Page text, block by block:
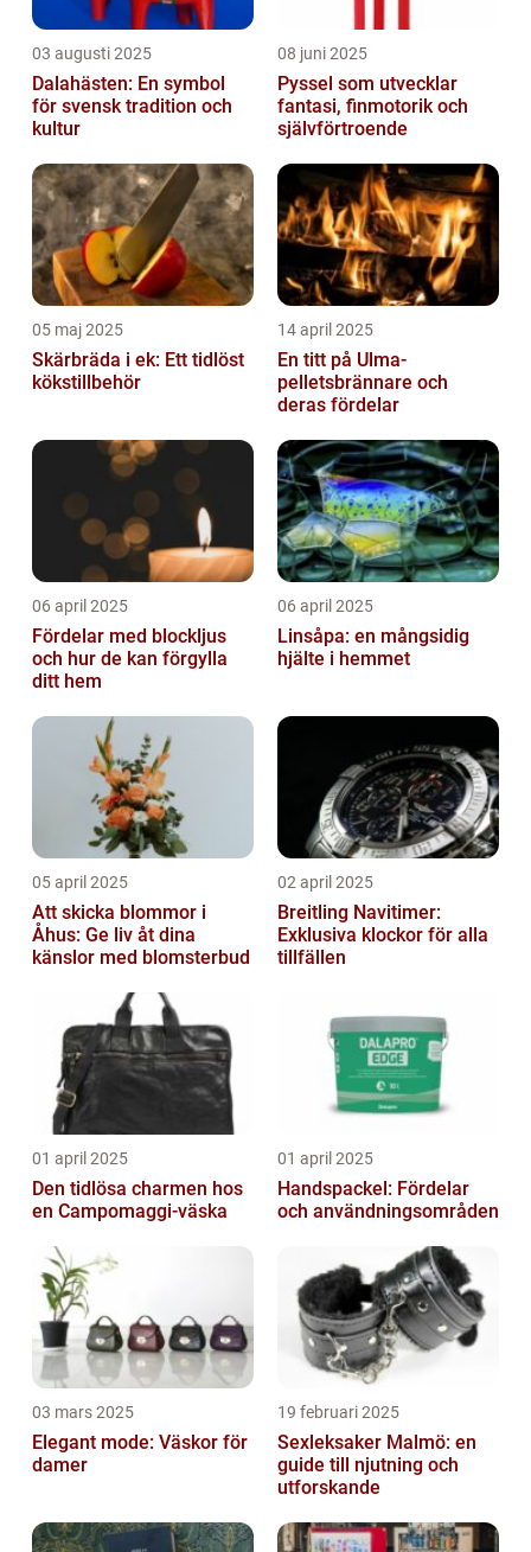
03 augusti 2025
Dalahästen: En symbol
för svensk tradition och
kultur
08 juni 2025
Pyssel som utvecklar
fantasi, finmotorik och
självförtroende
05 maj 2025
Skärbräda i ek: Ett tidlöst
kökstillbehör
14 april 2025
En titt på Ulma-
pelletsbrännare och
deras fördelar
06 april 2025
Fördelar med blockljus
och hur de kan förgylla
ditt hem
06 april 2025
Linsåpa: en mångsidig
hjälte i hemmet
05 april 2025
Att skicka blommor i
Åhus: Ge liv åt dina
känslor med blomsterbud
02 april 2025
Breitling Navitimer:
Exklusiva klockor för alla
tillfällen
01 april 2025
Den tidlösa charmen hos
en Campomaggi-väska
01 april 2025
Handspackel: Fördelar
och användningsområden
03 mars 2025
Elegant mode: Väskor för
damer
19 februari 2025
Sexleksaker Malmö: en
guide till njutning och
utforskande